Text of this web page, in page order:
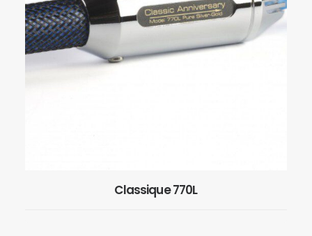
EN SAVOIR PLUS
Classique 770L